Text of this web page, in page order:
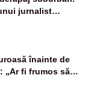
jurnalist
înainte de
„Ar fi frumos să